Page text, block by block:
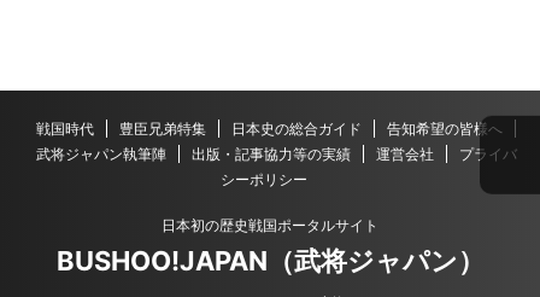
戦国時代 豊臣兄弟特集 日本史の総合ガイド
告知希望の皆様へ
武将ジャパン執筆陣
出版・記事協力等の実績 運営会社
プライバ
シーポリシー
日本初の歴史戦国ポータルサイト
BUSHOO!JAPAN（武将ジャパン）